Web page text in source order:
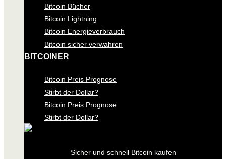
Bitcoin Bücher
Bitcoin Lightning
Bitcoin Energieverbrauch
Bitcoin sicher verwahren
BITCOINER
Bitcoin Preis Prognose
Stirbt der Dollar?
Bitcoin Preis Prognose
Stirbt der Dollar?
Sicher und schnell Bitcoin kaufen